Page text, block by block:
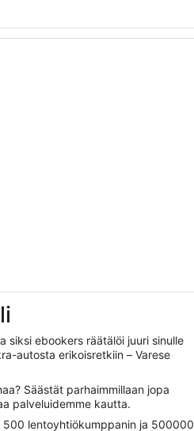
siksi ebookers räätälöi juuri sinulle
autosta erikoisretkiin – Varese
Säästät parhaimmillaan jopa
palveluidemme kautta.
500 lentoyhtiökumppanin ja 500000